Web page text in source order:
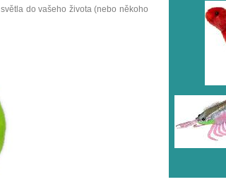
do vašeho života (nebo někoho